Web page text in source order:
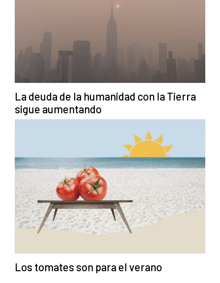
La deuda de la humanidad con la Tierra
sigue aumentando
Los tomates son para el verano